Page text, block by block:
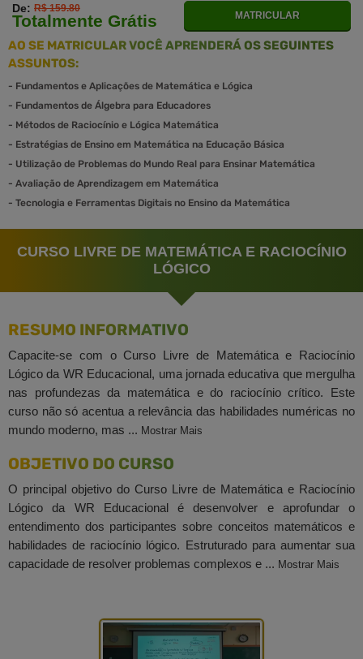
De: R$ 159.80
Totalmente Grátis MATRICULAR
AO SE MATRICULAR VOCÊ APRENDERÁ OS SEGUINTES
ASSUNTOS:
- Fundamentos e Aplicações de Matemática e Lógica
- Fundamentos de Álgebra para Educadores
- Métodos de Raciocínio e Lógica Matemática
- Estratégias de Ensino em Matemática na Educação Básica
- Utilização de Problemas do Mundo Real para Ensinar Matemática
- Avaliação de Aprendizagem em Matemática
- Tecnologia e Ferramentas Digitais no Ensino da Matemática
CURSO LIVRE DE MATEMÁTICA E RACIOCÍNIO
LÓGICO
RESUMO INFORMATIVO
Capacite-se com o Curso Livre de Matemática e Raciocínio
Lógico da WR Educacional, uma jornada educativa que mergulha
nas profundezas da matemática e do raciocínio crítico. Este
curso não só acentua a relevância das habilidades numéricas no
mundo moderno, mas ... Mostrar Mais
OBJETIVO DO CURSO
O principal objetivo do Curso Livre de Matemática e Raciocínio
Lógico da WR Educacional é desenvolver e aprofundar o
entendimento dos participantes sobre conceitos matemáticos e
habilidades de raciocínio lógico. Estruturado para aumentar sua
capacidade de resolver problemas complexos e ... Mostrar Mais